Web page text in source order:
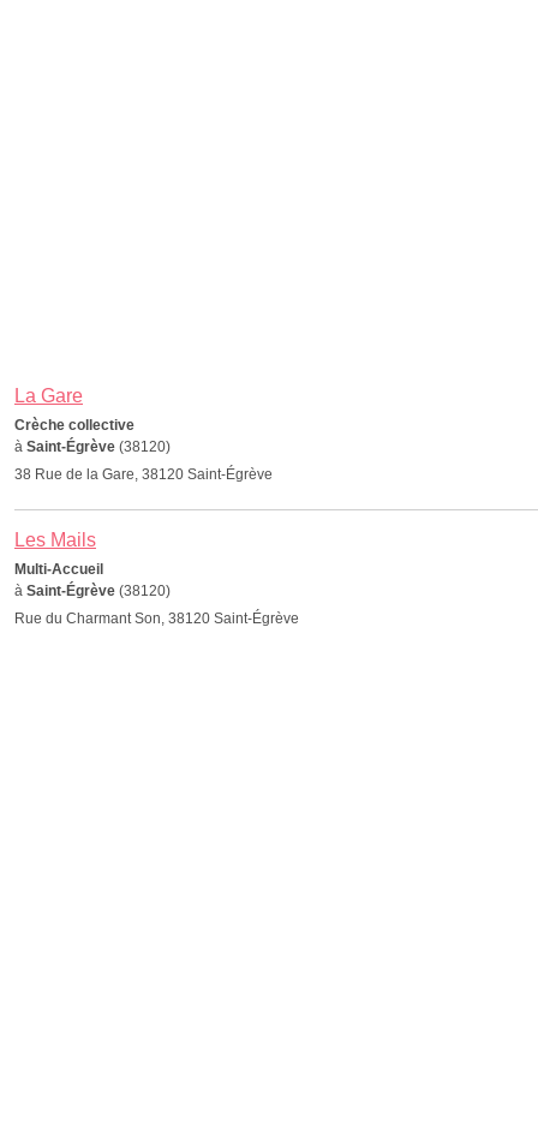
La Gare
Crèche collective
à Saint-Égrève (38120)
38 Rue de la Gare, 38120 Saint-Égrève
Les Mails
Multi-Accueil
à Saint-Égrève (38120)
Rue du Charmant Son, 38120 Saint-Égrève